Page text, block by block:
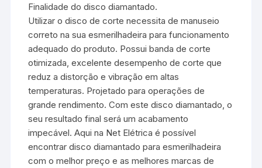
Finalidade do disco diamantado.
Utilizar o disco de corte necessita de manuseio
correto na sua esmerilhadeira para funcionamento
adequado do produto. Possui banda de corte
otimizada, excelente desempenho de corte que
reduz a distorção e vibração em altas
temperaturas. Projetado para operações de
grande rendimento. Com este disco diamantado, o
seu resultado final será um acabamento
impecável. Aqui na Net Elétrica é possível
encontrar disco diamantado para esmerilhadeira
com o melhor preço e as melhores marcas de